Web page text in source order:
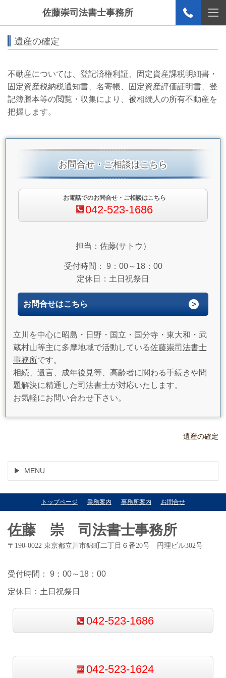
佐藤崇司法書士事務所
遺産の確定
不動産については、登記済権利証、固定資産課税明細書・
固定資産税納税通知書、名寄帳、固定資産評価証明書、登
記簿謄本等の閲覧・収集により、被相続人の所有不動産を
把握します。
お問合せ・ご相談はこちら
お電話でのお問合せ・ご相談はこちら
042-523-1686
担当：佐藤(サトウ）
受付時間： 9：00～18：00
定休日：土日祝祭日
お問合せはこちら
立川を中心に昭島・日野・国立・国分寺・東大和・武
蔵村山等主に多摩地域で活動している佐藤崇司法書士
事務所です。
相続、遺言、成年後見等、高齢者に関わる手続きや問
題解決に精通した司法書士が対応いたします。
お気軽にお問い合わせ下さい。
遺産の確定
MENU
トップページ 業務案内 事務所案内 お問合せ
佐藤 崇 司法書士事務所
〒190-0022 東京都立川市錦町二丁目６番20号 円理ビル302号
受付時間： 9：00～18：00
定休日：土日祝祭日
042-523-1686
042-523-1624